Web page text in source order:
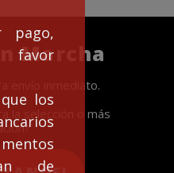
pago,
los
de
Marcha
envío inmediato.
la selección o más